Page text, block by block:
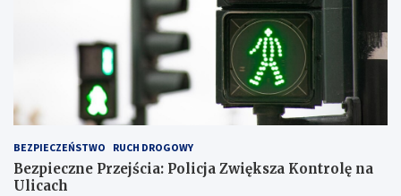
BEZPIECZEŃSTWO RUCH DROGOWY
Bezpieczne Przejścia: Policja Zwiększa Kontrolę na
Ulicach